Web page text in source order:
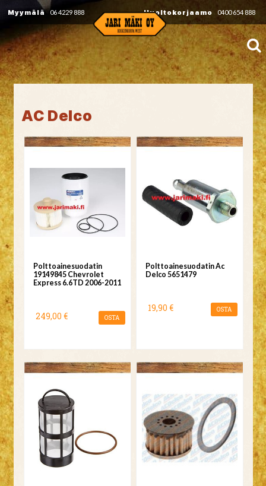
Myymälä 06 4229 888 Huoltokorjaamo 0400 654 888
AC Delco
Polttoainesuodatin
19149845 Chevrolet
Express 6.6TD 2006-2011
249,00 € OSTA
Polttoainesuodatin Ac
Delco 5651479
19,90 € OSTA